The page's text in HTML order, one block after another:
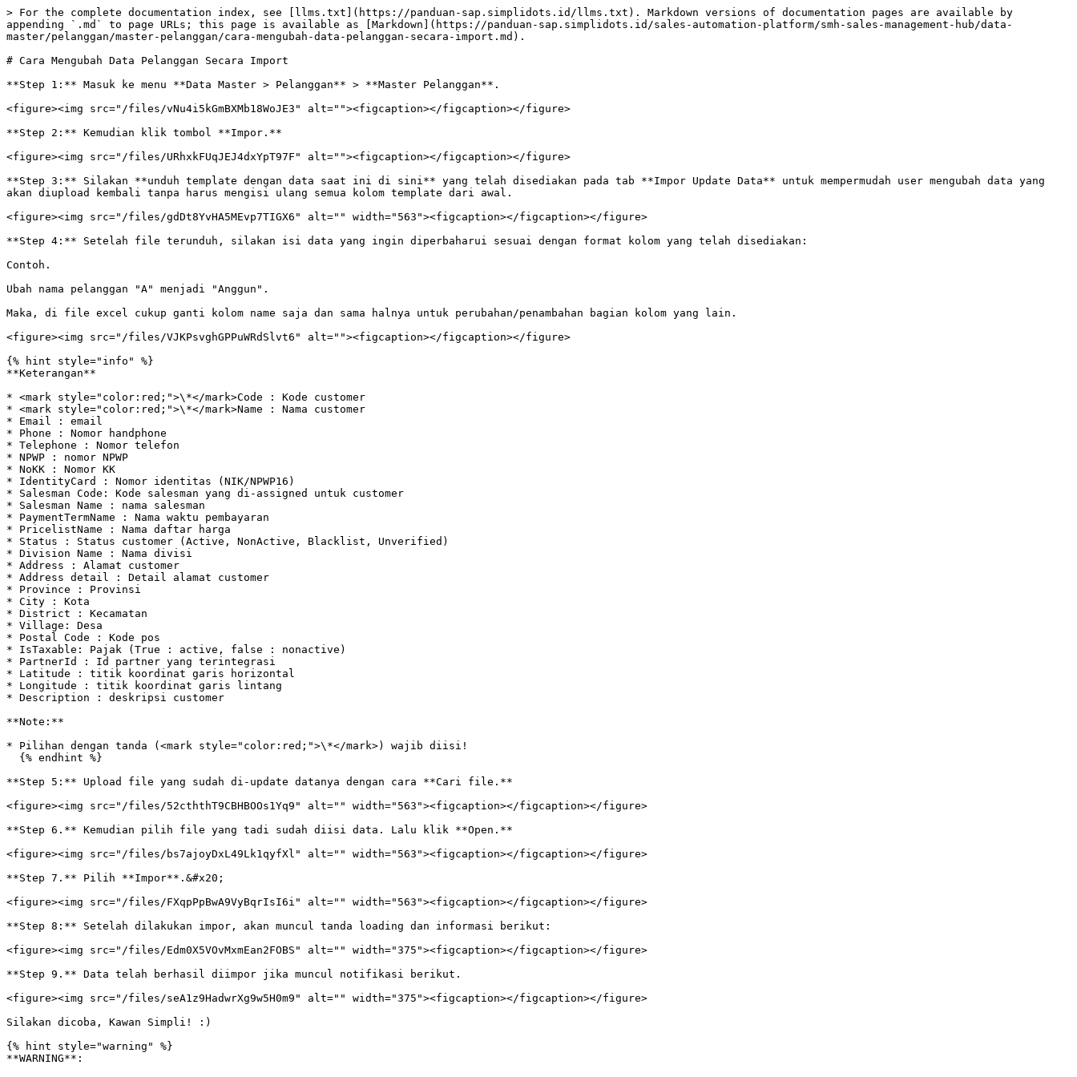
> For the complete documentation index, see [llms.txt](https://panduan-sap.simplidots.id/llms.txt). Markdown versions of documentation pages are available by
appending `.md` to page URLs; this page is available as [Markdown](https://panduan-sap.simplidots.id/sales-automation-platform/smh-sales-management-hub/data-
master/pelanggan/master-pelanggan/cara-mengubah-data-pelanggan-secara-import.md).
# Cara Mengubah Data Pelanggan Secara Import
**Step 1:** Masuk ke menu **Data Master > Pelanggan** > **Master Pelanggan**.
<figure><img src="/files/vNu4i5kGmBXMb18WoJE3" alt=""><figcaption></figcaption></figure>
**Step 2:** Kemudian klik tombol **Impor.**
<figure><img src="/files/URhxkFUqJEJ4dxYpT97F" alt=""><figcaption></figcaption></figure>
**Step 3:** Silakan **unduh template dengan data saat ini di sini** yang telah disediakan pada tab **Impor Update Data** untuk mempermudah user mengubah data yang
akan diupload kembali tanpa harus mengisi ulang semua kolom template dari awal.
<figure><img src="/files/gdDt8YvHA5MEvp7TIGX6" alt="" width="563"><figcaption></figcaption></figure>
**Step 4:** Setelah file terunduh, silakan isi data yang ingin diperbaharui sesuai dengan format kolom yang telah disediakan:
Contoh.
Ubah nama pelanggan "A" menjadi "Anggun".
Maka, di file excel cukup ganti kolom name saja dan sama halnya untuk perubahan/penambahan bagian kolom yang lain.
<figure><img src="/files/VJKPsvghGPPuWRdSlvt6" alt=""><figcaption></figcaption></figure>
{% hint style="info" %}
**Keterangan**
* <mark style="color:red;">\*</mark>Code : Kode customer
* <mark style="color:red;">\*</mark>Name : Nama customer
* Email : email
* Phone : Nomor handphone
* Telephone : Nomor telefon
* NPWP : nomor NPWP
* NoKK : Nomor KK
* IdentityCard : Nomor identitas (NIK/NPWP16)
* Salesman Code: Kode salesman yang di-assigned untuk customer
* Salesman Name : nama salesman
* PaymentTermName : Nama waktu pembayaran
* PricelistName : Nama daftar harga
* Status : Status customer (Active, NonActive, Blacklist, Unverified)
* Division Name : Nama divisi
* Address : Alamat customer
* Address detail : Detail alamat customer
* Province : Provinsi
* City : Kota
* District : Kecamatan
* Village: Desa
* Postal Code : Kode pos
* IsTaxable: Pajak (True : active, false : nonactive)
* PartnerId : Id partner yang terintegrasi
* Latitude : titik koordinat garis horizontal
* Longitude : titik koordinat garis lintang
* Description : deskripsi customer
**Note:**
* Pilihan dengan tanda (<mark style="color:red;">\*</mark>) wajib diisi!
**Step 5:** Upload file yang sudah di-update datanya dengan cara **Cari file.**
<figure><img src="/files/52cththT9CBHBOOs1Yq9" alt="" width="563"><figcaption></figcaption></figure>
**Step 6.** Kemudian pilih file yang tadi sudah diisi data. Lalu klik **Open.**
<figure><img src="/files/bs7ajoyDxL49Lk1qyfXl" alt="" width="563"><figcaption></figcaption></figure>
**Step 7.** Pilih **Impor**.&#x20;
<figure><img src="/files/FXqpPpBwA9VyBqrIsI6i" alt="" width="563"><figcaption></figcaption></figure>
**Step 8:** Setelah dilakukan impor, akan muncul tanda loading dan informasi berikut:
<figure><img src="/files/Edm0X5VOvMxmEan2FOBS" alt="" width="375"><figcaption></figcaption></figure>
**Step 9.** Data telah berhasil diimpor jika muncul notifikasi berikut.
<figure><img src="/files/seA1z9HadwrXg9w5H0m9" alt="" width="375"><figcaption></figcaption></figure>
Silakan dicoba, Kawan Simpli! :)
{% hint style="warning" %}
**WARNING**: